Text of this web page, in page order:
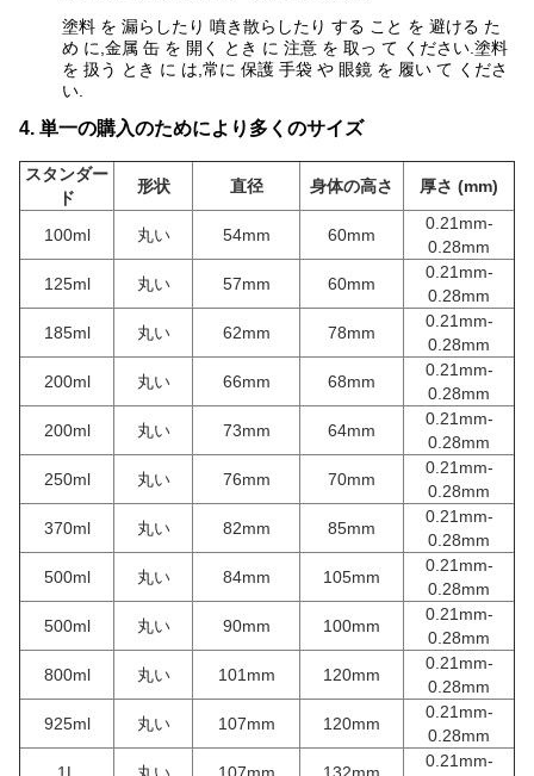
塗料 を 漏らしたり 噴き散らしたり する こと を 避ける た
め に,金属 缶 を 開く とき に 注意 を 取っ て ください.塗料
を 扱う とき に は,常に 保護 手袋 や 眼鏡 を 履い て くださ
い.
4. 単一の購入のためにより多くのサイズ
スタンダー
ド
形状 直径 身体の高さ 厚さ (mm)
100ml 丸い 54mm 60mm
0.21mm-
0.28mm
125ml
丸い 57mm 60mm
0.21mm-
0.28mm
185ml
丸い 62mm 78mm
0.21mm-
0.28mm
200ml
丸い 66mm 68mm
0.21mm-
0.28mm
200ml
丸い 73mm 64mm
0.21mm-
0.28mm
250ml
丸い 76mm 70mm
0.21mm-
0.28mm
370ml
丸い 82mm 85mm
0.21mm-
0.28mm
500ml
丸い 84mm 105mm
0.21mm-
0.28mm
500ml
丸い 90mm 100mm
0.21mm-
0.28mm
800ml
丸い 101mm 120mm
0.21mm-
0.28mm
925ml
丸い 107mm 120mm
0.21mm-
0.28mm
0.21mm-